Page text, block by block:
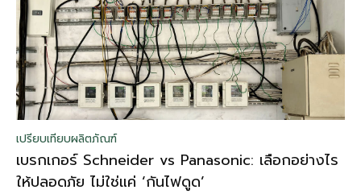
เปรียบเทียบผลิตภัณฑ์
เบรกเกอร์ Schneider vs Panasonic: เลือกอย่างไร
ให้ปลอดภัย ไม่ใช่แค่ ‘กันไฟดูด’